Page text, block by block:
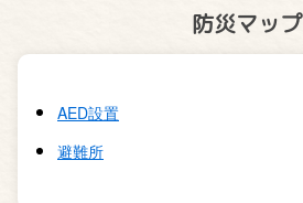
防災マップ
AED設置
避難所